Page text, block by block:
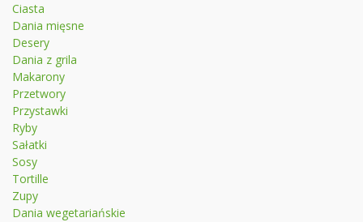
Ciasta
Dania mięsne
Desery
Dania z grila
Makarony
Przetwory
Przystawki
Ryby
Sałatki
Sosy
Tortille
Zupy
Dania wegetariańskie